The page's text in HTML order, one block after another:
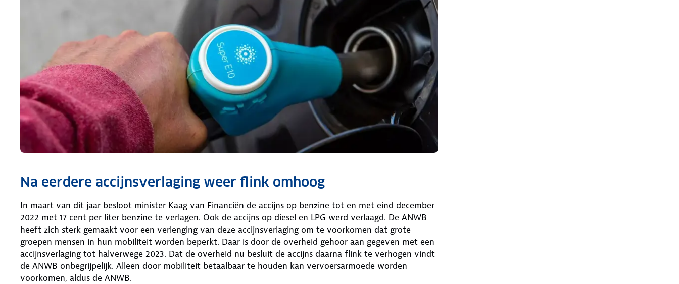
Na eerdere accijnsverlaging weer flink omhoog
In maart van dit jaar besloot minister Kaag van Financiën de accijns op benzine tot en met eind december
2022 met 17 cent per liter benzine te verlagen. Ook de accijns op diesel en LPG werd verlaagd. De ANWB
heeft zich sterk gemaakt voor een verlenging van deze accijnsverlaging om te voorkomen dat grote
groepen mensen in hun mobiliteit worden beperkt. Daar is door de overheid gehoor aan gegeven met een
accijnsverlaging tot halverwege 2023. Dat de overheid nu besluit de accijns daarna flink te verhogen vindt
de ANWB onbegrijpelijk. Alleen door mobiliteit betaalbaar te houden kan vervoersarmoede worden
voorkomen, aldus de ANWB.